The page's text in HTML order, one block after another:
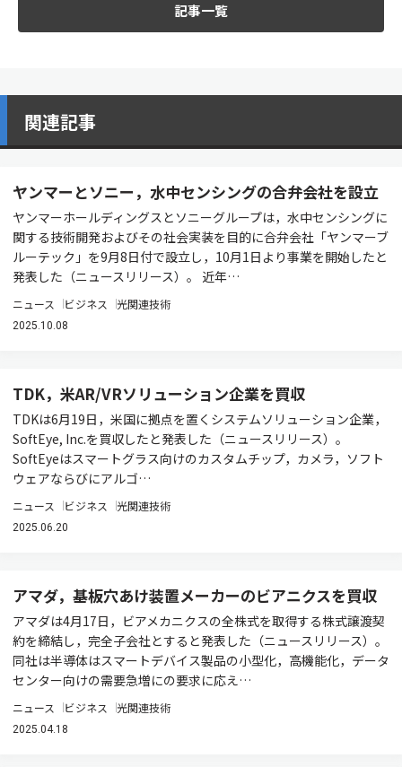
記事一覧
関連記事
ヤンマーとソニー，水中センシングの合弁会社を設立
ヤンマーホールディングスとソニーグループは，水中センシングに
関する技術開発およびその社会実装を目的に合弁会社「ヤンマーブ
ルーテック」を9月8日付で設立し，10月1日より事業を開始したと
発表した（ニュースリリース）。 近年…
ニュース ビジネス 光関連技術
2025.10.08
TDK，米AR/VRソリューション企業を買収
TDKは6月19日，米国に拠点を置くシステムソリューション企業，
SoftEye, Inc.を買収したと発表した（ニュースリリース）。
SoftEyeはスマートグラス向けのカスタムチップ，カメラ，ソフト
ウェアならびにアルゴ…
ニュース ビジネス 光関連技術
2025.06.20
アマダ，基板穴あけ装置メーカーのビアニクスを買収
アマダは4月17日，ビアメカニクスの全株式を取得する株式譲渡契
約を締結し，完全子会社とすると発表した（ニュースリリース）。
同社は半導体はスマートデバイス製品の小型化，高機能化，データ
センター向けの需要急増にの要求に応え…
ニュース ビジネス 光関連技術
2025.04.18